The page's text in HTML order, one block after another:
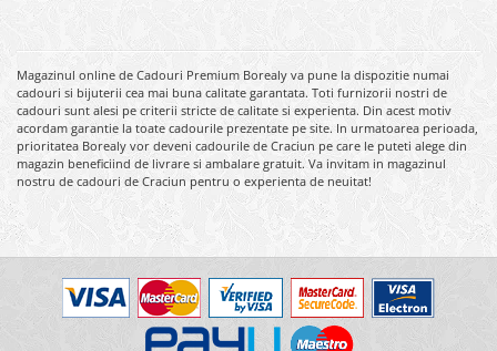
Magazinul online de Cadouri Premium Borealy va pune la dispozitie numai
cadouri si bijuterii cea mai buna calitate garantata. Toti furnizorii nostri de
cadouri sunt alesi pe criterii stricte de calitate si experienta. Din acest motiv
acordam garantie la toate cadourile prezentate pe site. In urmatoarea perioada,
prioritatea Borealy vor deveni cadourile de Craciun pe care le puteti alege din
magazin beneficiind de livrare si ambalare gratuit. Va invitam in magazinul
nostru de cadouri de Craciun pentru o experienta de neuitat!